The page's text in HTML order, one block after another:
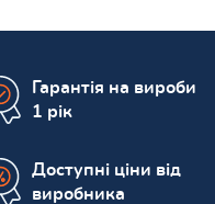
Гарантія на вироби
1 рік
Доступні ціни від
виробника